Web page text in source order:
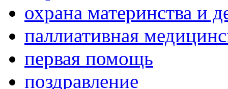
охрана материнства и
паллиативная
первая помощь
поздравление